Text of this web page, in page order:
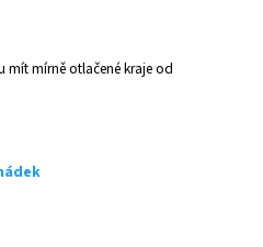
mít mírně otlačené kraje od